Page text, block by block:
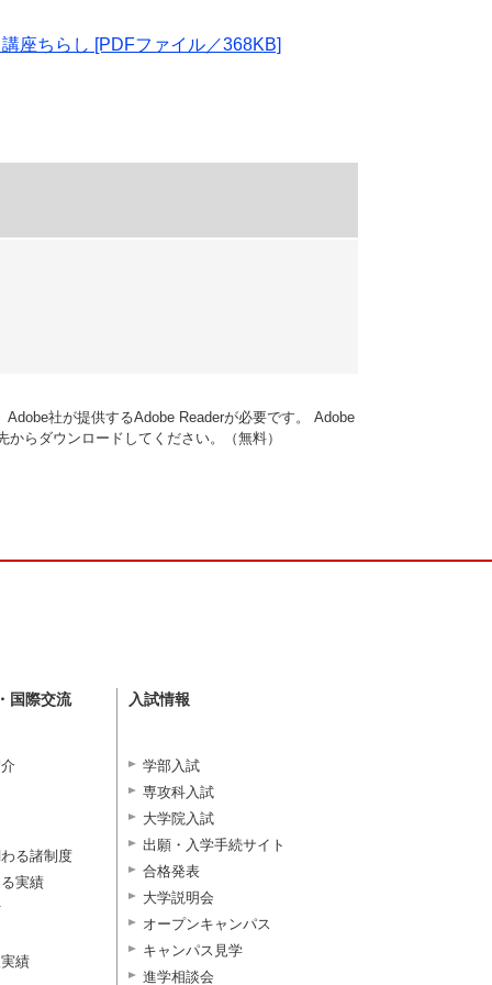
座ちらし [PDFファイル／368KB]
社が提供するAdobe Readerが必要です。
Adobe
らダウンロードしてください。（無料）
国際交流
る諸制度
実績
績
入試情報
学部入試
専攻科入試
大学院入試
出願・入学手続サイト
合格発表
大学説明会
オープンキャンパス
キャンパス見学
進学相談会